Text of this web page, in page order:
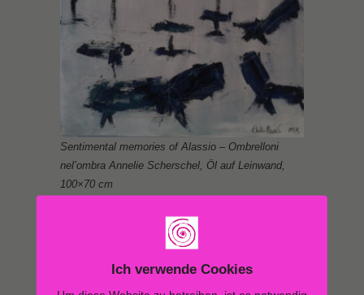
Sentimental memories of Alassio – Ombrelloni
nel’ombra Annelie Scherschel, Öl auf Leinwand,
100×70 cm
Ich verwende Cookies